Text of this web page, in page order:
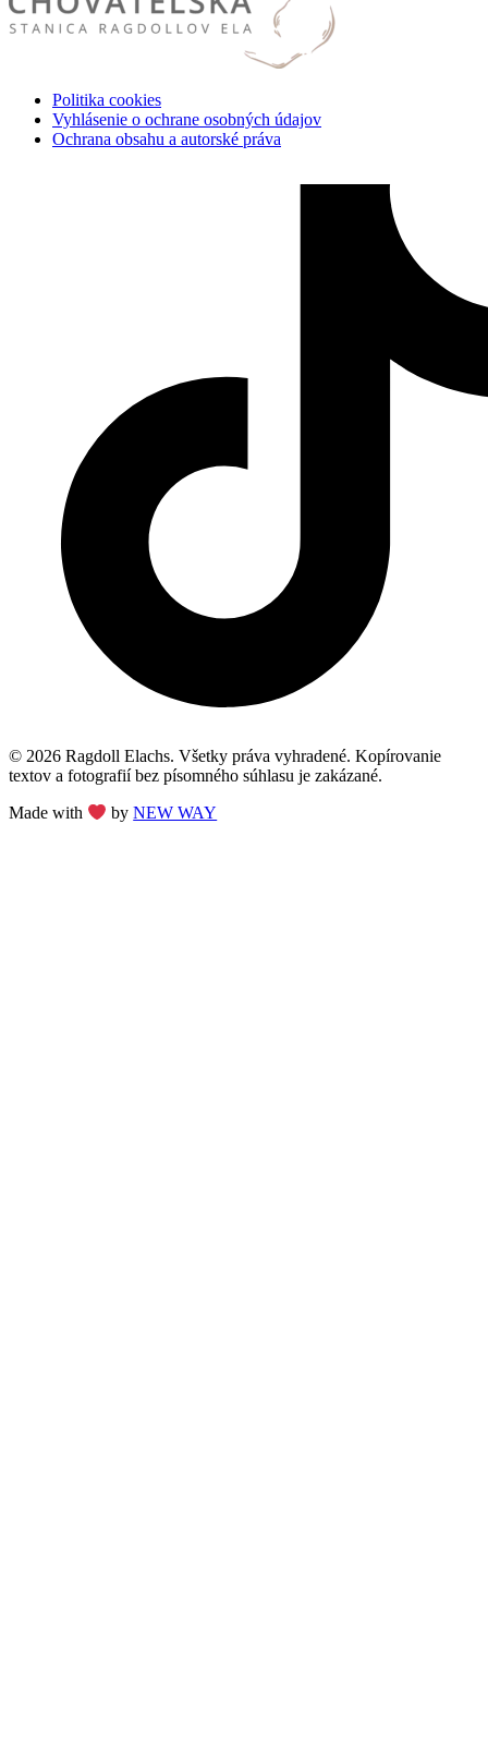
Politika cookies
Vyhlásenie o ochrane osobných údajov
Ochrana obsahu a autorské práva
© 2026 Ragdoll Elachs. Všetky práva vyhradené. Kopírovanie
textov a fotografií bez písomného súhlasu je zakázané.
Made with byNEW WAY